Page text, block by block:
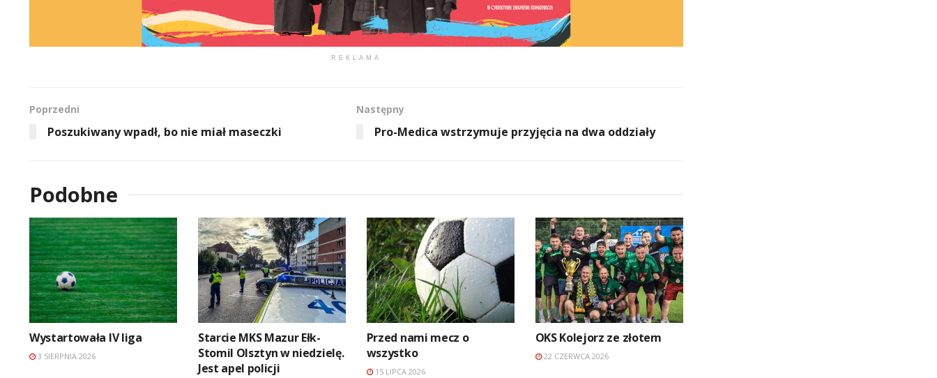
REKLAMA
Poprzedni
Poszukiwany wpadł, bo nie miał maseczki
Następny
Pro-Medica wstrzymuje przyjęcia na dwa oddziały
Podobne
Wystartowała IV liga
3 SIERPNIA 2026
Starcie MKS Mazur Ełk-
Stomil Olsztyn w niedzielę.
Jest apel policji
Przed nami mecz o
wszystko
15 LIPCA 2026
OKS Kolejorz ze złotem
22 CZERWCA 2026